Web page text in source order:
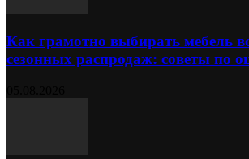
Как грамотно выбирать мебель
сезонных распродаж: советы по